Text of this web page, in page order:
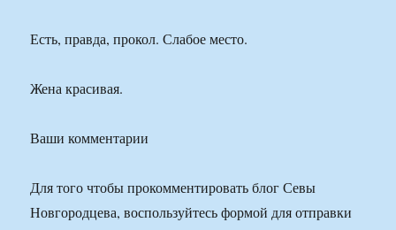
Есть, правда, прокол. Слабое место.
Жена красивая.
Ваши комментарии
Для того чтобы прокомментировать блог Севы
Новгородцева, воспользуйтесь формой для отправки